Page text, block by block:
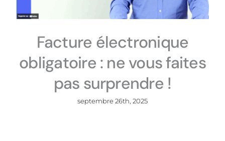
Facture électronique
obligatoire : ne vous faites
pas surprendre !
septembre 26th, 2025